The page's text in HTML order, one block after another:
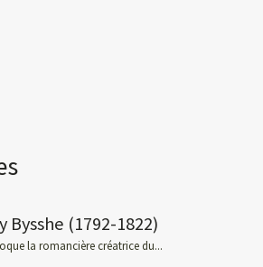
Bysshe (1792-1822)
la romancière créatrice du...